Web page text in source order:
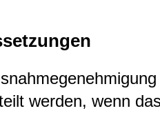
werden, wenn